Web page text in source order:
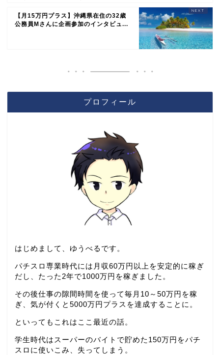
【月15万円プラス】沖縄県在住の32歳
公務員Mさんに企画参加のインタビュ...
プロフィール
はじめまして、ゆうべるです。
パチスロ専業時代には月収60万円以上を安定的に稼ぎ
だし、たった2年で1000万円を稼ぎました。
その後仕事の隙間時間を使って毎月10～50万円を稼
ぎ、気が付くと5000万円プラスを達成することに。
といってもこれはここ最近の話。
学生時代はスーパーのバイトで貯めた150万円をパチ
スロに使いこみ、失ってしまう。